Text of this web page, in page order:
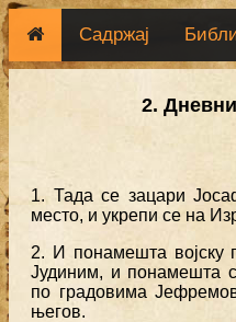
Садржај
2.
1. Тада се зацари
место, и укрепи се на
2. И понамешта војску
Јудиним, и понамешта
по градовима
његов.